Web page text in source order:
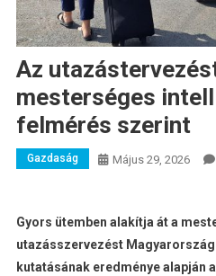
Az
mesterséges
felmérés szerint
Gazdaság Május 29, 2026
Gyors ütemben alakítja át a
utazásszervezést
kutatásának eredménye alapján